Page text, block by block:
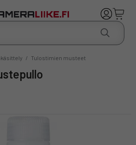
/ Tulostimien musteet